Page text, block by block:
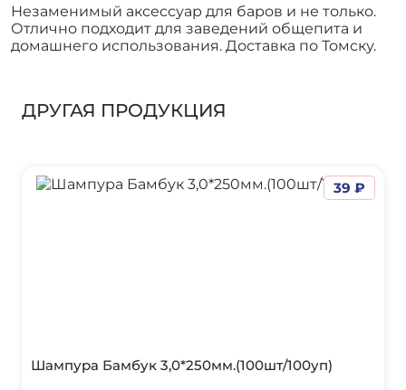
Незаменимый аксессуар для баров и не только.
Отлично подходит для заведений общепита и
домашнего использования. Доставка по Томску.
ДРУГАЯ ПРОДУКЦИЯ
Шампура Бамбук 3,0*250мм.(100шт/100уп)
39 ₽